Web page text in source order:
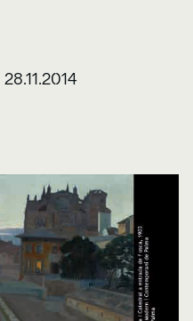
28.11.2014